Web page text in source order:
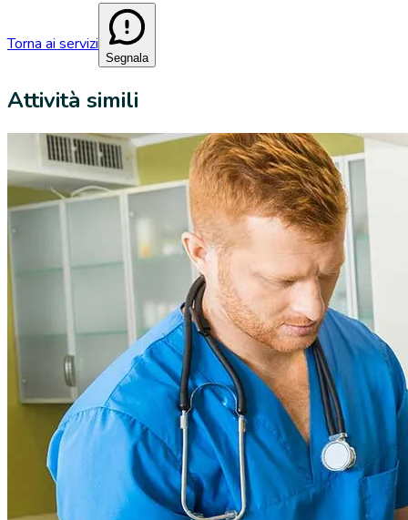
Torna ai servizi
Segnala
Attività simili